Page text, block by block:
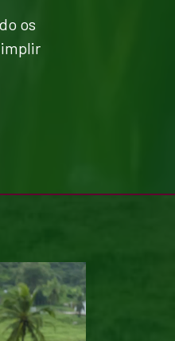
os